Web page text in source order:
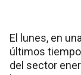
El lunes, en
últimos
del sector